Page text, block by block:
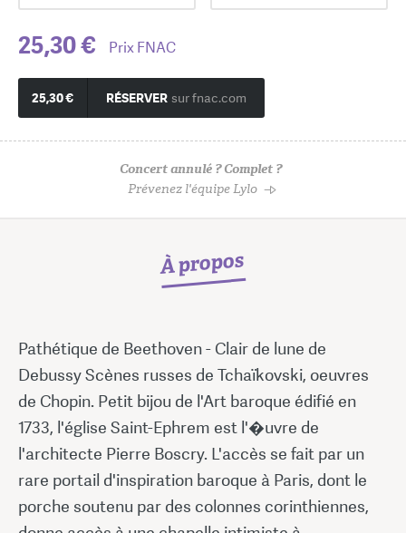
25,30 € Prix FNAC
25,30 € RÉSERVER sur fnac.com
Concert annulé ? Complet ?
Prévenez l'équipe Lylo
À propos
Pathétique de Beethoven - Clair de lune de
Debussy Scènes russes de Tchaïkovski, oeuvres
de Chopin. Petit bijou de l'Art baroque édifié en
1733, l'église Saint-Ephrem est l'�uvre de
l'architecte Pierre Boscry. L'accès se fait par un
rare portail d'inspiration baroque à Paris, dont le
porche soutenu par des colonnes corinthiennes,